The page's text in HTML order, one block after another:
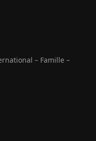
– Famille –